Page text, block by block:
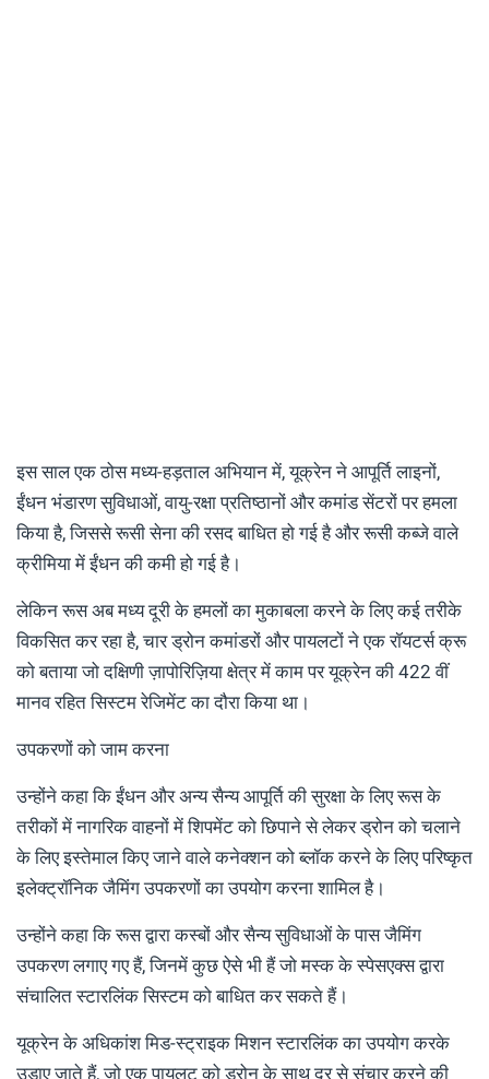
इस साल एक ठोस मध्य-हड़ताल अभियान में, यूक्रेन ने आपूर्ति लाइनों,
ईंधन भंडारण सुविधाओं, वायु-रक्षा प्रतिष्ठानों और कमांड सेंटरों पर हमला
किया है, जिससे रूसी सेना की रसद बाधित हो गई है और रूसी कब्जे वाले
क्रीमिया में ईंधन की कमी हो गई है।
लेकिन रूस अब मध्य दूरी के हमलों का मुकाबला करने के लिए कई तरीके
विकसित कर रहा है, चार ड्रोन कमांडरों और पायलटों ने एक रॉयटर्स क्रू
को बताया जो दक्षिणी ज़ापोरिज़िया क्षेत्र में काम पर यूक्रेन की 422 वीं
मानव रहित सिस्टम रेजिमेंट का दौरा किया था।
उपकरणों को जाम करना
उन्होंने कहा कि ईंधन और अन्य सैन्य आपूर्ति की सुरक्षा के लिए रूस के
तरीकों में नागरिक वाहनों में शिपमेंट को छिपाने से लेकर ड्रोन को चलाने
के लिए इस्तेमाल किए जाने वाले कनेक्शन को ब्लॉक करने के लिए परिष्कृत
इलेक्ट्रॉनिक जैमिंग उपकरणों का उपयोग करना शामिल है।
उन्होंने कहा कि रूस द्वारा कस्बों और सैन्य सुविधाओं के पास जैमिंग
उपकरण लगाए गए हैं, जिनमें कुछ ऐसे भी हैं जो मस्क के स्पेसएक्स द्वारा
संचालित स्टारलिंक सिस्टम को बाधित कर सकते हैं।
यूक्रेन के अधिकांश मिड-स्ट्राइक मिशन स्टारलिंक का उपयोग करके
उड़ाए जाते हैं, जो एक पायलट को ड्रोन के साथ दूर से संचार करने की